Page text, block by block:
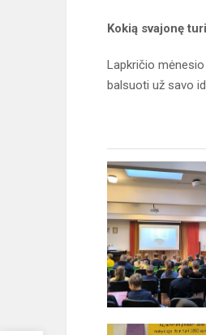
Kokią svajonę
Lapkričio
balsuoti už savo